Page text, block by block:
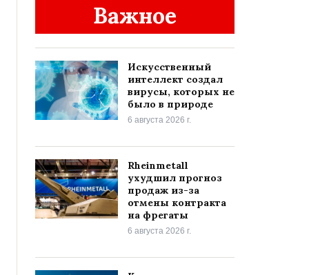
Важное
Искусственный
интеллект создал
вирусы, которых не
было в природе
6 августа 2026 г.
Rheinmetall
ухудшил прогноз
продаж из-за
отмены контракта
на фрегаты
6 августа 2026 г.